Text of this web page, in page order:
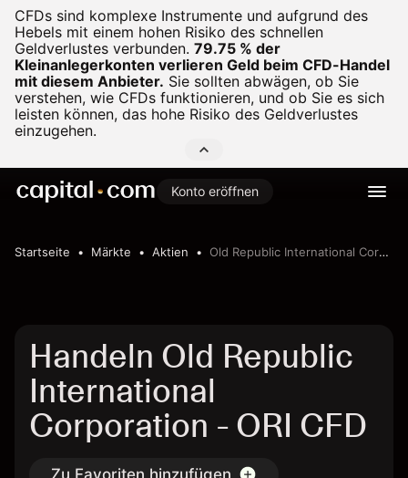
CFDs sind komplexe Instrumente und aufgrund des
Hebels mit einem hohen Risiko des schnellen
Geldverlustes verbunden. 79.75 % der
Kleinanlegerkonten verlieren Geld beim CFD-Handel
mit diesem Anbieter. Sie sollten abwägen, ob Sie
verstehen, wie CFDs funktionieren, und ob Sie es sich
leisten können, das hohe Risiko des Geldverlustes
einzugehen.
Konto eröffnen
Startseite Märkte Aktien Old Republic International Corporation
Handeln Old Republic
International
Corporation - ORI CFD
Zu Favoriten hinzufügen